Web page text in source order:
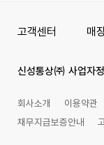
고객센터 매
신성통상㈜ 사업자
회사소개 이용약관
채무지급보증안내